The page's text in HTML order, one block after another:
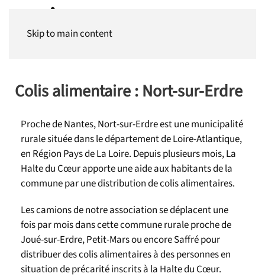
Skip to main content
Colis alimentaire : Nort-sur-Erdre
Proche de Nantes, Nort-sur-Erdre est une municipalité
rurale située dans le département de Loire-Atlantique,
en Région Pays de La Loire. Depuis plusieurs mois, La
Halte du Cœur apporte une aide aux habitants de la
commune par une distribution de colis alimentaires.
Les camions de notre association se déplacent une
fois par mois dans cette commune rurale proche de
Joué-sur-Erdre, Petit-Mars ou encore Saffré pour
distribuer des colis alimentaires à des personnes en
situation de précarité inscrits à la Halte du Cœur.
Panneau de gestion des cookies